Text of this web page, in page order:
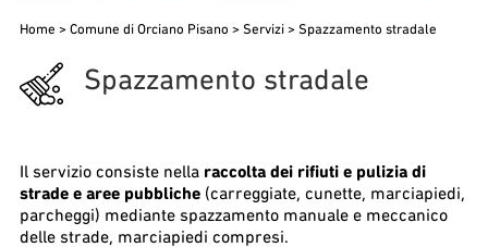
Home > Comune di Orciano Pisano > Servizi> Spazzamento stradale
Spazzamento stradale
Il servizio consiste nella raccolta dei rifiuti e pulizia di
strade e aree pubbliche(carreggiate, cunette, marciapiedi,
parcheggi) mediante spazzamento manuale e meccanico
delle strade, marciapiedi compresi.